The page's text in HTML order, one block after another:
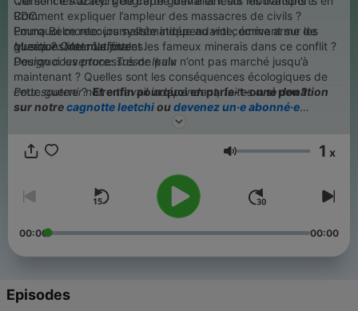
Comment expliquer l’ampleur des massacres de civils ?
Pourquoi ce recours systématique au viol comme arme de
guerre ? Quel rôle jouent les fameux minerais dans ce conflit ?
Pourquoi les processus de paix n’ont pas marché jusqu’à
maintenant ? Quelles sont les conséquences écologiques de
cette guerre ?Et enfin pourquoi en parle-t-on si peu ?
Dans cette série, nous répondons à ces questions en
RDC.
Emma Belmonte: journaliste indépendante, écrivant sur les
questions internationales.
Musique: Marc Laffitte
Design couverture: Trésor Ikulu
Pour soutenir notre travail indépendant, faitesune donation
sur notrecagnotte leetchioudevenez un·e abonné·e
Become a supporter of this podcast:
Volume 1 x
00:00 00:00
Episodes